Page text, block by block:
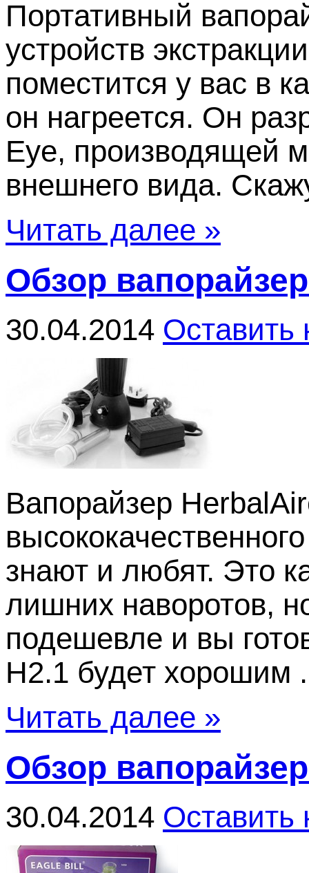
Портативный
устройств
поместится у вас в
он нагреется. Он
Eye, производящей
внешнего вида.
Читать далее »
Обзор
30.04.2014 Оставить
Вапорайзер
знают и любят. Это
лишних наворотов,
подешевле и вы
H2.1 будет хорошим
Читать далее »
Обзор
30.04.2014 Оставить